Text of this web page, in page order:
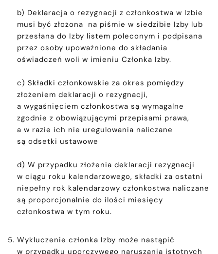
b) Deklaracja o rezygnacji z członkostwa w Izbie
musi być złożona na piśmie w siedzibie Izby lub
przesłana do Izby listem poleconym i podpisana
przez osoby upoważnione do składania
oświadczeń woli w imieniu Członka Izby.
c) Składki członkowskie za okres pomiędzy
złożeniem deklaracji o rezygnacji,
a wygaśnięciem członkostwa są wymagalne
zgodnie z obowiązującymi przepisami prawa,
a w razie ich nie uregulowania naliczane
są odsetki ustawowe
d) W przypadku złożenia deklaracji rezygnacji
w ciągu roku kalendarzowego, składki za ostatni
niepełny rok kalendarzowy członkostwa naliczane
są proporcjonalnie do ilości miesięcy
członkostwa w tym roku.
Wykluczenie członka Izby może nastąpić
w przypadku uporczywego naruszania istotnych